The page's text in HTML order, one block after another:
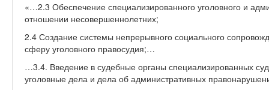
«…2.3 Обеспечение специализированного уголовного и
отношении несовершеннолетних;
2.4 Создание системы непрерывного социального
сферу уголовного правосудия;…
…3.4. Введение в судебные органы специализированных
уголовные дела и дела об административных